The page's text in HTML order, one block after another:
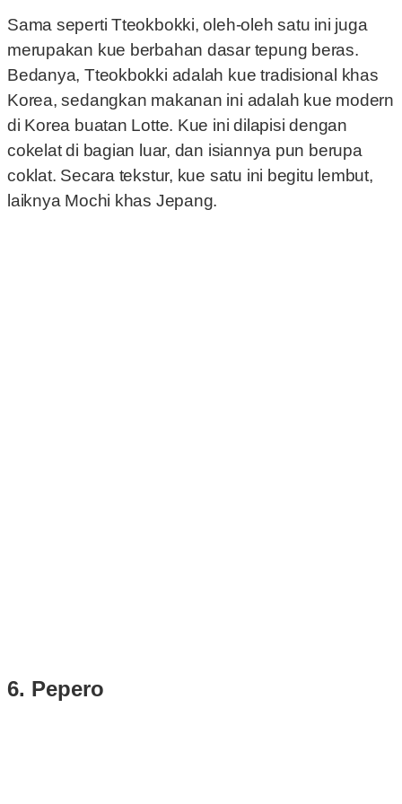
Sama seperti Tteokbokki, oleh-oleh satu ini juga
merupakan kue berbahan dasar tepung beras.
Bedanya, Tteokbokki adalah kue tradisional khas
Korea, sedangkan makanan ini adalah kue modern
di Korea buatan Lotte. Kue ini dilapisi dengan
cokelat di bagian luar, dan isiannya pun berupa
coklat. Secara tekstur, kue satu ini begitu lembut,
laiknya Mochi khas Jepang.
6. Pepero